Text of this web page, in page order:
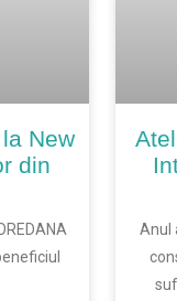
New
din
Anul